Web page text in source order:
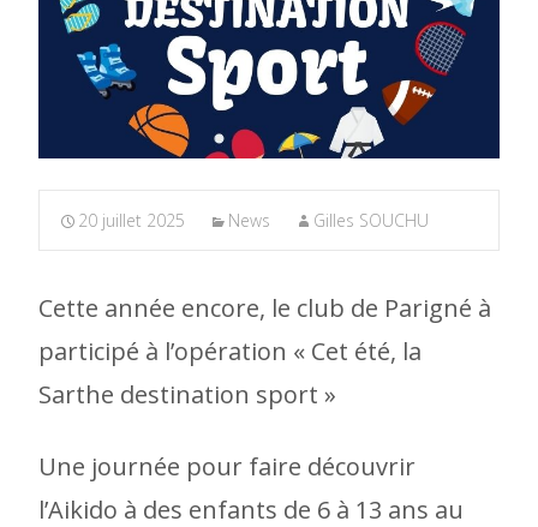
20 juillet 2025 News Gilles SOUCHU
Cette année encore, le club de Parigné à
participé à l’opération « Cet été, la
Sarthe destination sport »
Une journée pour faire découvrir
l’Aikido à des enfants de 6 à 13 ans au